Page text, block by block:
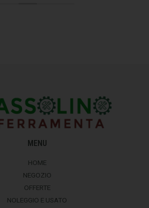
MENU
HOME
NEGOZIO
OFFERTE
NOLEGGIO E USATO